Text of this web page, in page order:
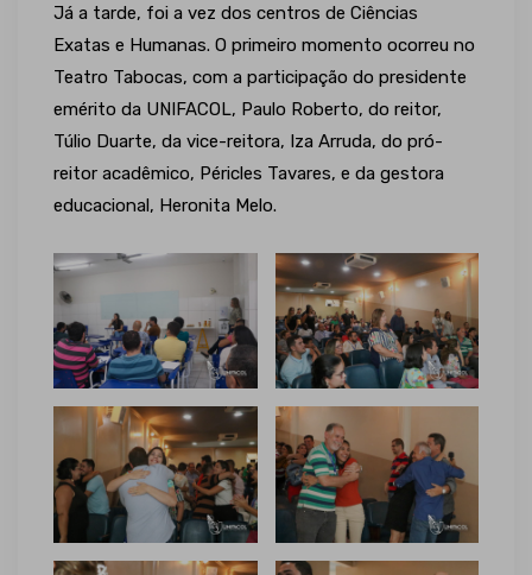
Já a tarde, foi a vez dos centros de Ciências
Exatas e Humanas. O primeiro momento ocorreu no
Teatro Tabocas, com a participação do presidente
emérito da UNIFACOL, Paulo Roberto, do reitor,
Túlio Duarte, da vice-reitora, Iza Arruda, do pró-
reitor acadêmico, Péricles Tavares, e da gestora
educacional, Heronita Melo.